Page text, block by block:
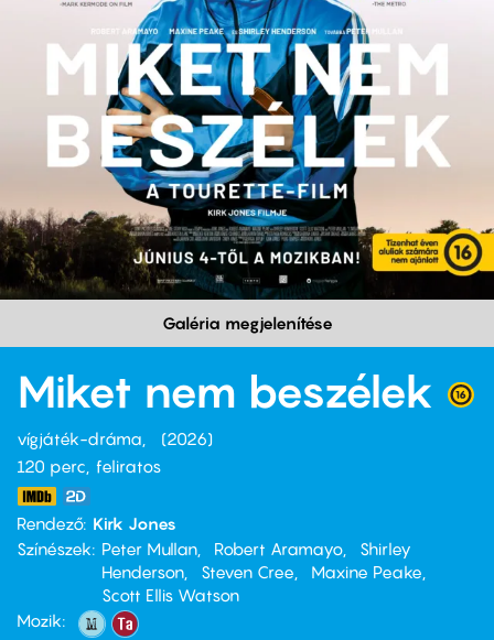
Galéria megjelenítése
Miket nem beszélek
vígjáték-dráma
2026
120 perc, feliratos
Rendező Kirk Jones
Színészek
Peter Mullan Robert Aramayo
Shirley
Henderson
Steven Cree
Maxine Peake
Scott Ellis Watson
Mozik: